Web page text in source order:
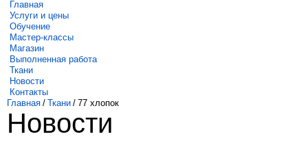
Главная
Услуги и цены
Обучение
Мастер-классы
Магазин
Выполненная работа
Ткани
Новости
Контакты
Главная / Ткани / 77 хлопок
Новости